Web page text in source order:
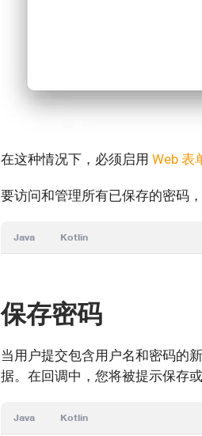
在这种情况下，必须启用 Web 表
要访问和管理所有已保存的密码
Java Kotlin
保存密码
当用户提交包含用户名和密码的
据。在回调中，您将被提示保存
Java Kotlin